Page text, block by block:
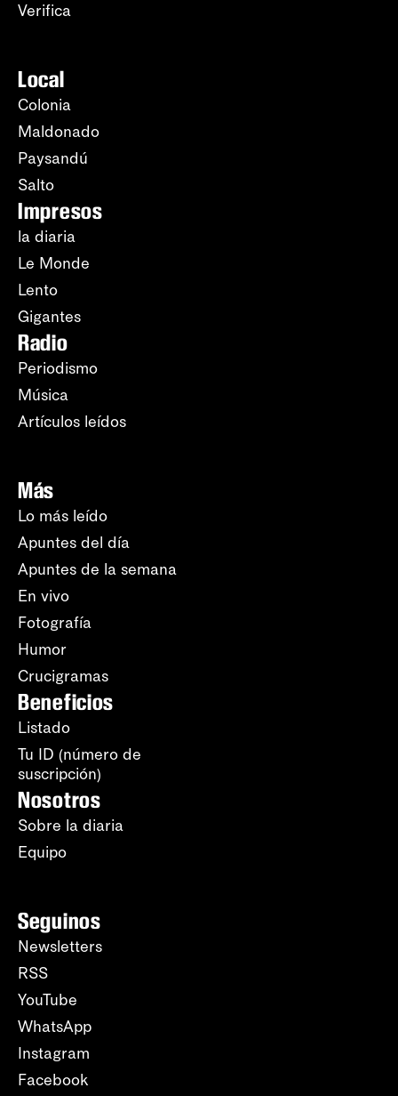
Verifica
Local
Colonia
Maldonado
Paysandú
Salto
Impresos
la diaria
Le Monde
Lento
Gigantes
Radio
Periodismo
Música
Artículos leídos
Más
Lo más leído
Apuntes del día
Apuntes de la semana
En vivo
Fotografía
Humor
Crucigramas
Beneficios
Listado
Tu ID (número de
suscripción)
Nosotros
Sobre la diaria
Equipo
Seguinos
Newsletters
RSS
YouTube
WhatsApp
Instagram
Facebook